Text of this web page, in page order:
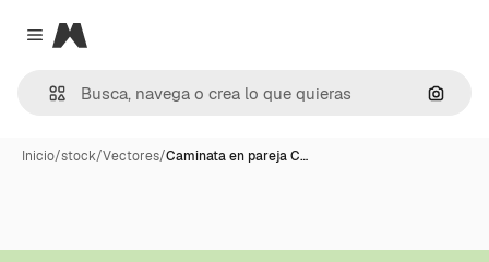
Close menu
Magnific
Inicio/stock/Vectores/Caminata en pareja C…